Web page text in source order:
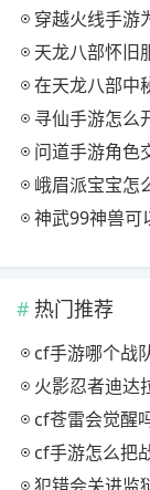
穿越火线手游为什么
天龙八部怀旧服礼
在天龙八部中秘银怎
寻仙手游怎么开启
问道手游角色交易
峨眉派宝宝怎
神武99神兽可以
热门推荐
cf手游哪个战队
火影忍者迪达拉怎
cf苍雷会觉醒
cf手游怎么把战